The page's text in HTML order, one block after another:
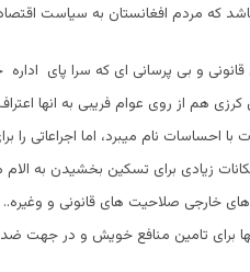
که مردم افغانستان به سیاست
و بی پرسانی ای که سرا پای
کرزی هم از روی عوام فریبی به انها
با احساسات نام میبرد، اما اجراعاتی
زیادی برای تسکین بخشیدن به الام
خارجی صلاحیت های قانونی و وغیره..
برای تامین منافع خویش و در جهت